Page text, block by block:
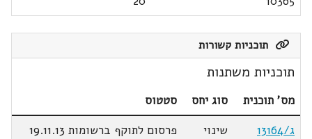
תוכניות קשורות
תוכניות משתנות
מס' תוכנית סוג יחס
סטטוס
ג/13164
שינוי פרסום לתוקף ברשומות 19.11.13